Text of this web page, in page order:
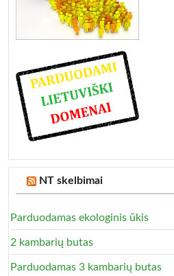
NT skelbimai
Parduodamas ekologinis ūkis
2 kambarių butas
Parduodamas 3 kambarių butas